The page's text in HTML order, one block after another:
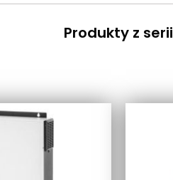
Produkty z serii